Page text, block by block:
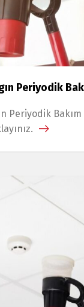
Periyodik
Periyodik